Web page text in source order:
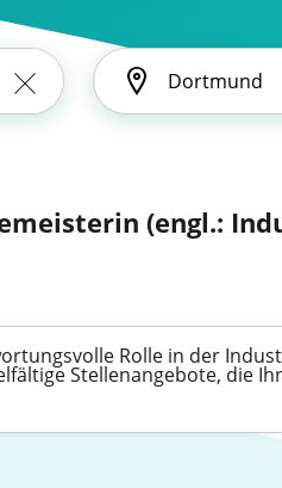
(engl.:
Rolle in der
Stellenangebote, die